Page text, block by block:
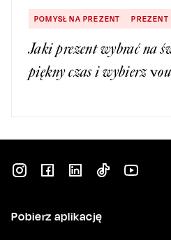
POMYSŁ NA PREZENT PREZENT
Jaki prezent wybrać na
piękny czas i wybierz
Pobierz aplikację